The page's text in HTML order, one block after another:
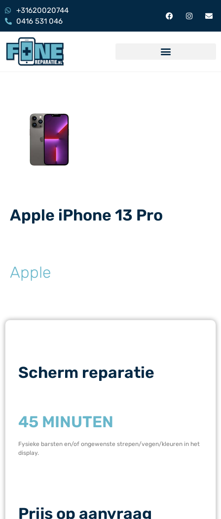
+31620020744
0416 531 046
Apple iPhone 13 Pro
Apple
Scherm reparatie
45 MINUTEN
Fysieke barsten en/of ongewenste strepen/vegen/kleuren in het
display.
Prijs op aanvraag